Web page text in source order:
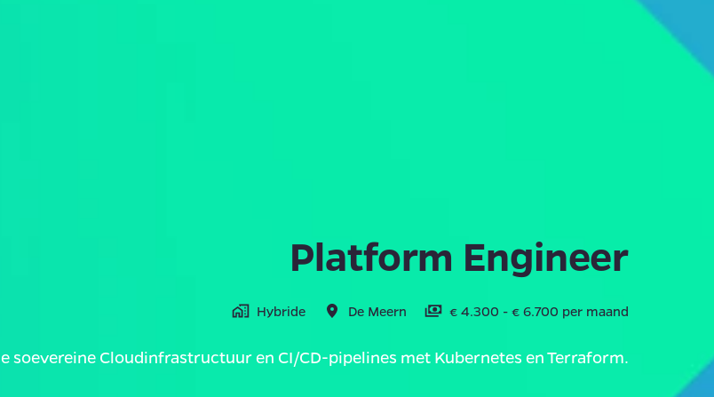
Platform Engineer
Hybride De Meern € 4.300 - € 6.700 per maand
soevereine Cloudinfrastructuur en CI/CD-pipelines met Kubernetes en Terraform.